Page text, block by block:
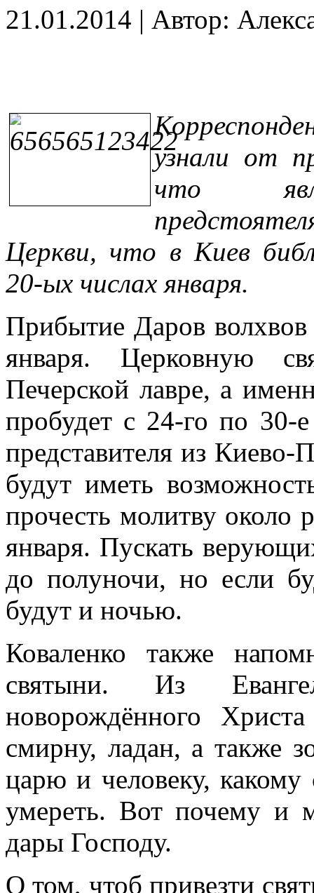
21.01.2014 | Автор:
узнали от
что
Церкви, что в Киев
20-ых числах января.
Прибытие Даров волхвов
января. Церковную
Печерской лавре, а
пробудет с 24-го по 30-
представителя из
будут иметь
прочесть молитву около
января. Пускать
до полуночи, но если
будут и ночью.
Коваленко также
святыни. Из
новорождённого
смирну, ладан, а также
царю и человеку,
умереть. Вот почему и
дары Господу.
О том, чтоб привезти